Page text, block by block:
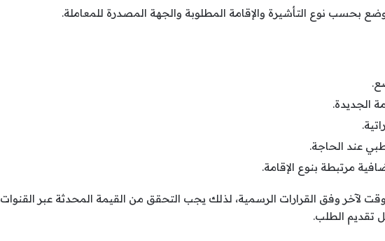
بحسب نوع التأشيرة والإقامة المطلوبة والجهة المصدرة للمعاملة.
الجديدة.
عند الحاجة.
مرتبطة بنوع الإقامة.
لآخر وفق القرارات الرسمية، لذلك يجب التحقق من القيمة المحدثة عبر القنوات
تقديم الطلب.